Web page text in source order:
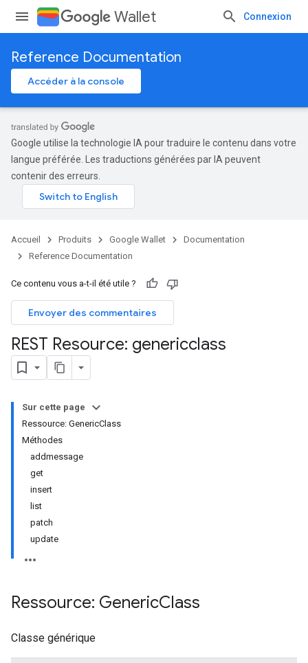
Wallet Connexion
Reference Documentation
Accéder à la console
Google utilise la technologie IA pour traduire le contenu dans votre
langue préférée. Les traductions générées par IA peuvent
contenir des erreurs.
Accueil Produits Google Wallet
Documentation
Reference Documentation
Ce contenu vous a-t-il été utile ?
Envoyer des commentaires
REST Resource: genericclass
Sur cette page
Ressource: GenericClass
Méthodes
addmessage
get
insert
list
patch
update
Ressource: GenericClass
Classe générique